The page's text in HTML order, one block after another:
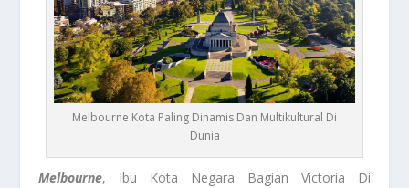
Melbourne Kota Paling Dinamis Dan Multikultural Di
Dunia
Melbourne, Ibu Kota Negara Bagian Victoria Di